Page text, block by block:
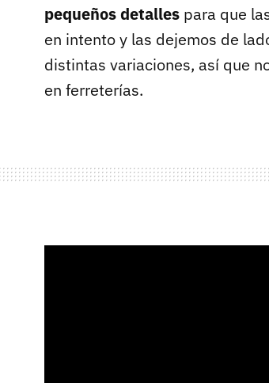
pequeños detalles para que
en intento y las dejemos de
distintas variaciones, así que
en ferreterías.